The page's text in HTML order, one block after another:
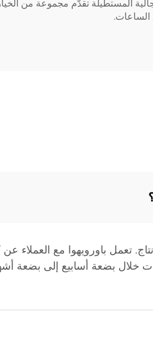
المستطيلة تقدّم مجموعة من
الساعات.
تعمل باورويهوا مع العملاء
خلال بضعة أسابيع إلى بضعة